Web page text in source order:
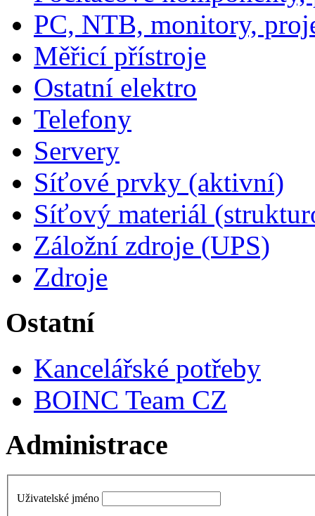
PC, NTB, monitory,
Měřicí přístroje
Ostatní elektro
Telefony
Servery
Síťové prvky (aktivní)
Síťový materiál
Záložní zdroje (UPS)
Zdroje
Ostatní
Kancelářské potřeby
BOINC Team CZ
Administrace
Uživatelské jméno